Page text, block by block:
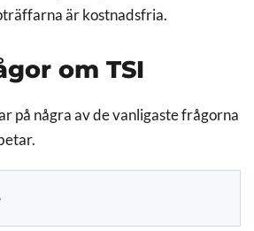
är kostnadsfria.
om TSI
på några av de vanligaste frågorna